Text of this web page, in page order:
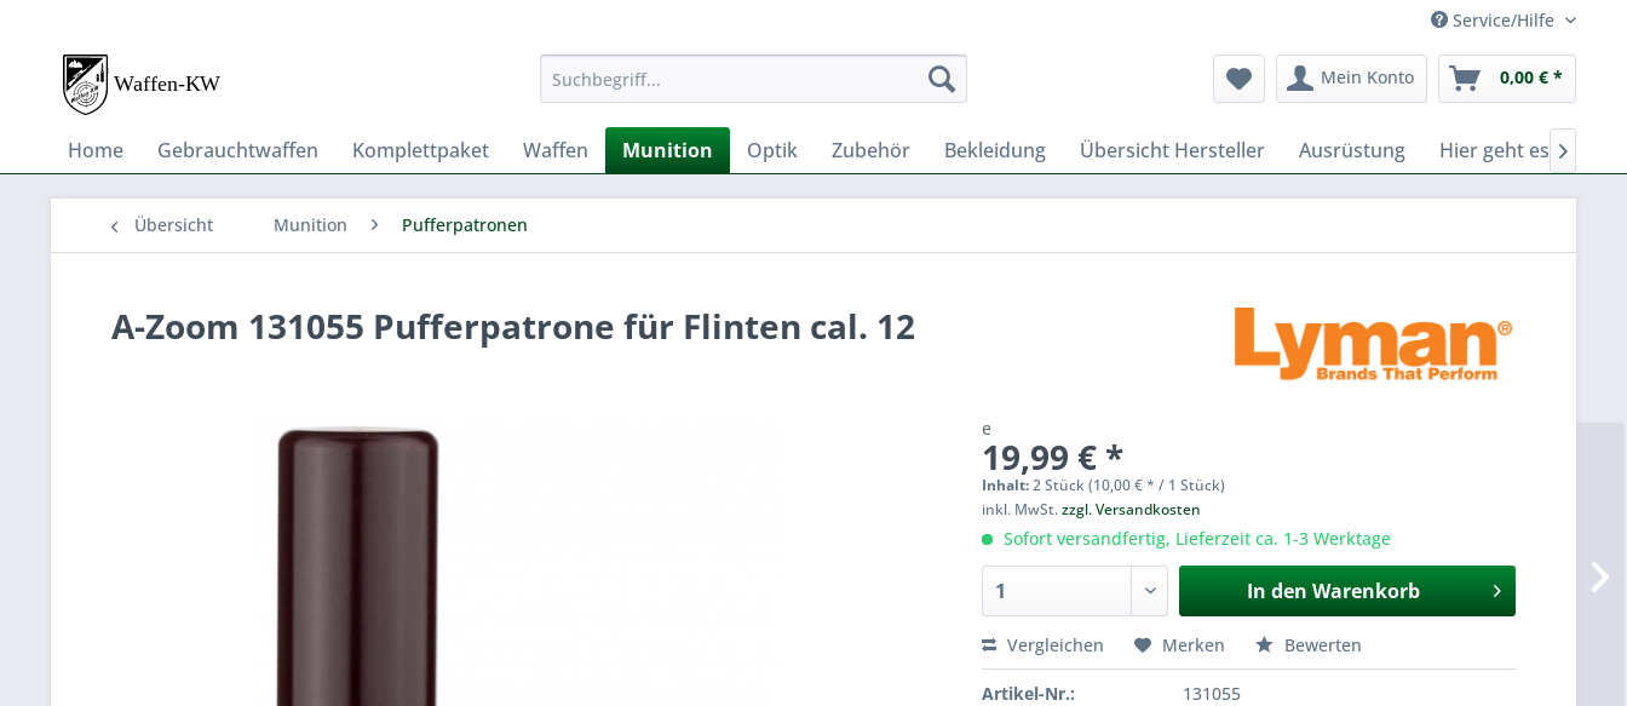
Service/Hilfe
Mein Konto 0,00 € *
Home Gebrauchtwaffen Komplettpaket Waffen Munition Optik Zubehör Bekleidung Übersicht Hersteller Ausrüstung Hier geht es zu

Übersicht Munition Pufferpatronen
A-Zoom 131055 Pufferpatrone für Flinten cal. 12
e
19,99 € *
Inhalt:2 Stück (10,00 € * / 1 Stück)
inkl. MwSt.zzgl. Versandkosten
Sofort versandfertig, Lieferzeit ca. 1-3 Werktage
In den Warenkorb
Vergleichen Merken Bewerten
Artikel-Nr.: 131055